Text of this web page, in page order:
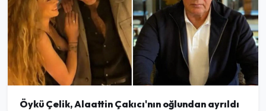
Öykü Çelik, Alaattin Çakıcı'nın oğlundan ayrıldı